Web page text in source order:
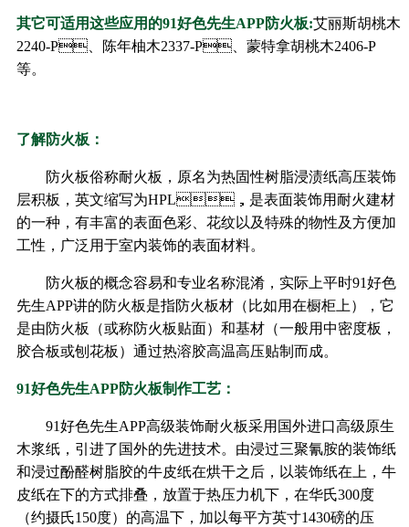
其它可适用这些应用的91好色先生APP防火板:艾丽斯胡桃木
2240-P、陈年柚木2337-P、蒙特拿胡桃木2406-P
等。
了解防火板：
防火板俗称耐火板，原名为热固性树脂浸渍纸高压装饰
层积板，英文缩写为HPL，是表面装饰用耐火建材
的一种，有丰富的表面色彩、花纹以及特殊的物性及方便加
工性，广泛用于室内装饰的表面材料。
防火板的概念容易和专业名称混淆，实际上平时91好色
先生APP讲的防火板是指防火板材（比如用在橱柜上），它
是由防火板（或称防火板贴面）和基材（一般用中密度板，
胶合板或刨花板）通过热溶胶高温高压贴制而成。
91好色先生APP防火板制作工艺：
91好色先生APP高级装饰耐火板采用国外进口高级原生
木浆纸，引进了国外的先进技术。由浸过三聚氰胺的装饰纸
和浸过酚醛树脂胶的牛皮纸在烘干之后，以装饰纸在上，牛
皮纸在下的方式排叠，放置于热压力机下，在华氏300度
（约摄氏150度）的高温下，加以每平方英寸1430磅的压